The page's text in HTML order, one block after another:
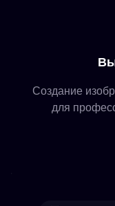
Создание
для